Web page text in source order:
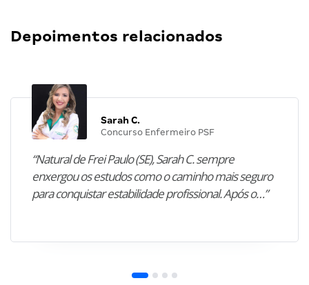
Depoimentos relacionados
Sarah C.
Concurso Enfermeiro PSF
“Natural de Frei Paulo (SE), Sarah C. sempre
enxergou os estudos como o caminho mais seguro
para conquistar estabilidade profissional. Após o…”